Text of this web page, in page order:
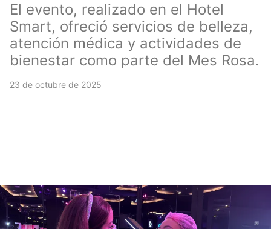
El evento, realizado en el Hotel
Smart, ofreció servicios de belleza,
atención médica y actividades de
bienestar como parte del Mes Rosa.
23 de octubre de 2025